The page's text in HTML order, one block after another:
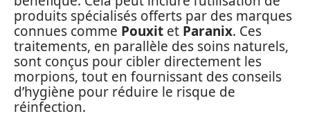
produits spécialisés offerts par des marques
connues comme Pouxit et Paranix. Ces
traitements, en parallèle des soins naturels,
sont conçus pour cibler directement les
morpions, tout en fournissant des conseils
d’hygiène pour réduire le risque de
réinfection.